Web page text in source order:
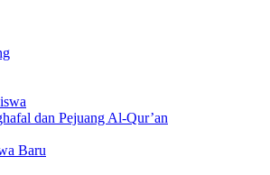
dan Pejuang Al-Qur’an
Baru